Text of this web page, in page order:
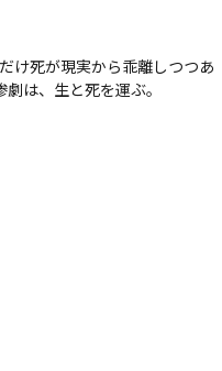
け死が現実から乖離しつつあ
は、生と死を運ぶ。